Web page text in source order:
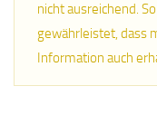
nicht ausreichend.
gewährleistet, dass
Information auch